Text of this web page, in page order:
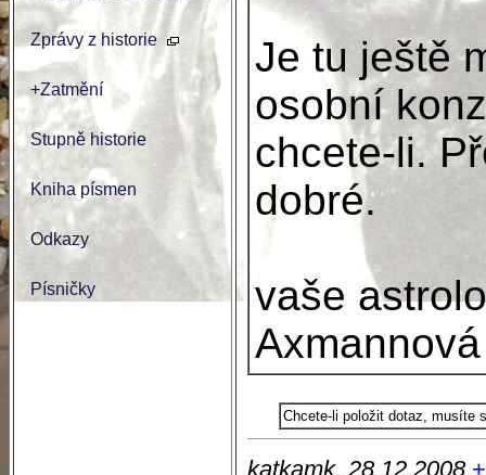
Zprávy z historie
+Zatmění
Stupně historie
Kniha písmen
Odkazy
Písničky
Je tu ještě
osobní
chcete-li.
dobré.
vaše
Axmannová
Chcete-li položit dotaz, musíte
katkamk, 28.12.2008 +